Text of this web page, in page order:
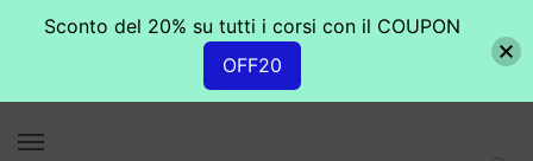
Sconto del 20% su tutti i corsi con il COUPON
OFF20